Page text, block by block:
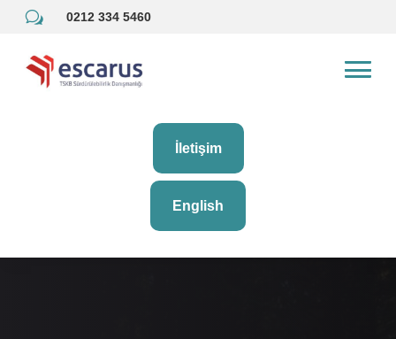
w 0212 334 5460
İletişim
English